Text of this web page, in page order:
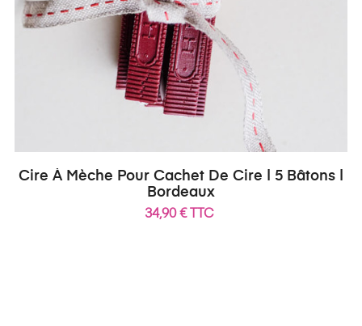
Cire À Mèche Pour Cachet De Cire | 5 Bâtons |
Bordeaux
34,90 € TTC